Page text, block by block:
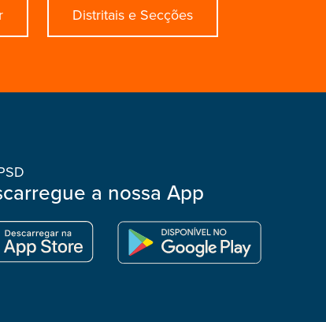
Distritais e Secções
a nossa App